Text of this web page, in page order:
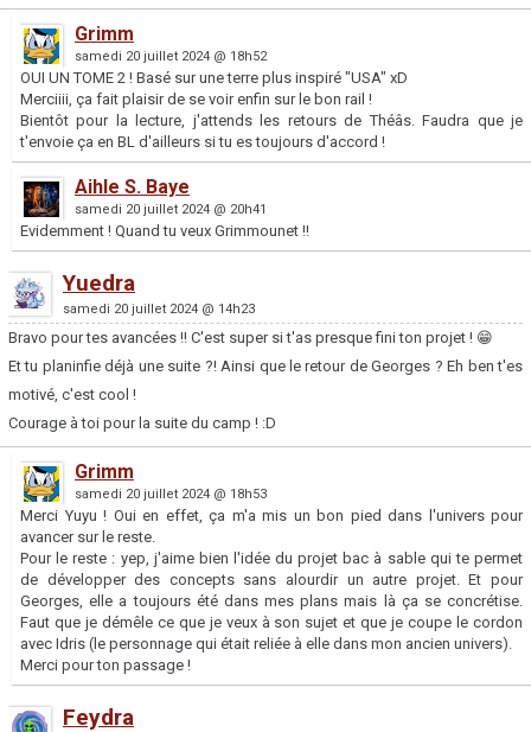
Grimm
samedi 20 juillet 2024 @ 18h52
OUI UN TOME 2 ! Basé sur une terre plus inspiré "USA" xD
Merciiii, ça fait plaisir de se voir enfin sur le bon rail !
Bientôt pour la lecture, j'attends les retours de Théâs. Faudra que je
t'envoie ça en BL d'ailleurs si tu es toujours d'accord !
Aihle S. Baye
samedi 20 juillet 2024 @ 20h41
Evidemment ! Quand tu veux Grimmounet !!
Yuedra
samedi 20 juillet 2024 @ 14h23
Bravo pour tes avancées !! C'est super si t'as presque fini ton projet ! 😁
Et tu planinfie déjà une suite ?! Ainsi que le retour de Georges ? Eh ben t'es
motivé, c'est cool !
Courage à toi pour la suite du camp ! :D
Grimm
samedi 20 juillet 2024 @ 18h53
Merci Yuyu ! Oui en effet, ça m'a mis un bon pied dans l'univers pour
avancer sur le reste.
Pour le reste : yep, j'aime bien l'idée du projet bac à sable qui te permet
de développer des concepts sans alourdir un autre projet. Et pour
Georges, elle a toujours été dans mes plans mais là ça se concrétise.
Faut que je démêle ce que je veux à son sujet et que je coupe le cordon
avec Idris (le personnage qui était reliée à elle dans mon ancien univers).
Merci pour ton passage !
Feydra